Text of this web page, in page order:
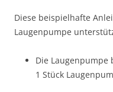
Diese beispielhafte
Laugenpumpe
Die Laugenpumpe
1 Stück